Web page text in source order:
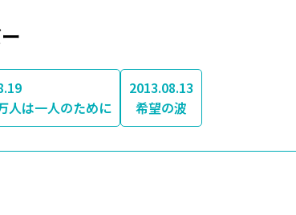
人は一人のために
2013.08.13
希望の波